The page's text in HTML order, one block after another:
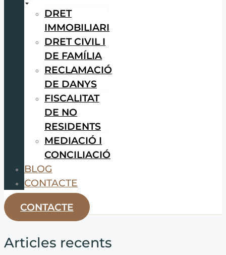
DRET
IMMOBILIARI
DRET CIVIL I
DE FAMÍLIA
RECLAMACIÓ
DE DANYS
FISCALITAT
DE NO
RESIDENTS
MEDIACIÓ I
CONCILIACIÓ
BLOG
CONTACTE
CONTACTE
Articles recents